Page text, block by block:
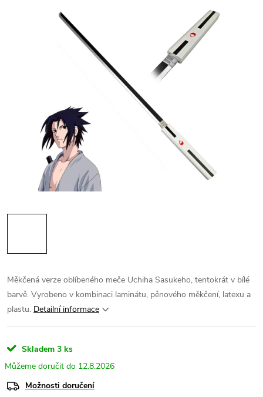
Měkčená verze oblíbeného meče Uchiha Sasukeho, tentokrát v bílé
barvě. Vyrobeno v kombinaci laminátu, pěnového měkčení, latexu a
plastu. Detailní informace
Skladem 3 ks
12.8.2026
Možnosti doručení